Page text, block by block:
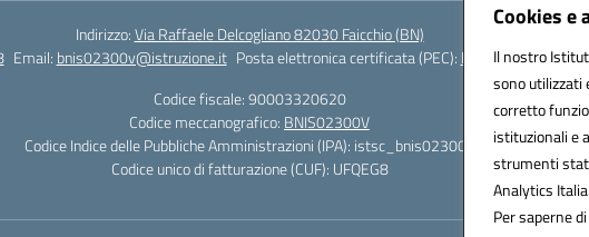
Cookies
Il nostro
sono utilizzati
corretto
istituzionali e
strumenti
Analytics
Per saperne
Indirizzo:Via Raffaele Delcogliano 82030 Faicchio (BN)
Email: bnis02300v@istruzione.it Posta elettronica certificata (PEC):
Codice fiscale: 90003320620
Codice meccanografico: BNIS02300V
Codice Indice delle Pubbliche Amministrazioni (IPA): istsc_bnis02300v
Codice unico di fatturazione (CUF): UFQEG8